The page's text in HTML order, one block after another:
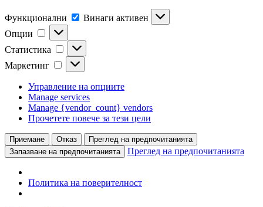
Функционални Функционални
Винаги активен
Опции
Опции
Статистика Статистика
Маркетинг Маркетинг
Управление на опциите
Manage services
Manage {vendor_count} vendors
Прочетете повече за тези цели
Приемане Отказ
Преглед на предпочитанията
Запазване на предпочитанията
Преглед на предпочитанията
Политика на поверителност